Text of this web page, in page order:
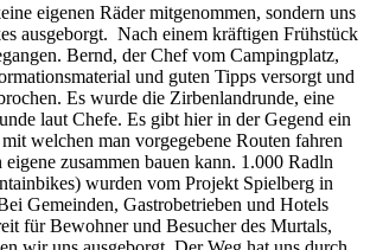
eigenen Räder mitgenommen, sondern uns
ausgeborgt. Nach einem kräftigen Frühstück
Bernd, der Chef vom Campingplatz,
und guten Tipps versorgt und
Es wurde die Zirbenlandrunde, eine
laut Chefe. Es gibt hier in der Gegend ein
welchen man vorgegebene Routen fahren
zusammen bauen kann. 1.000 Radln
wurden vom Projekt Spielberg in
Gemeinden, Gastrobetrieben und Hotels
für Bewohner und Besucher des Murtals,